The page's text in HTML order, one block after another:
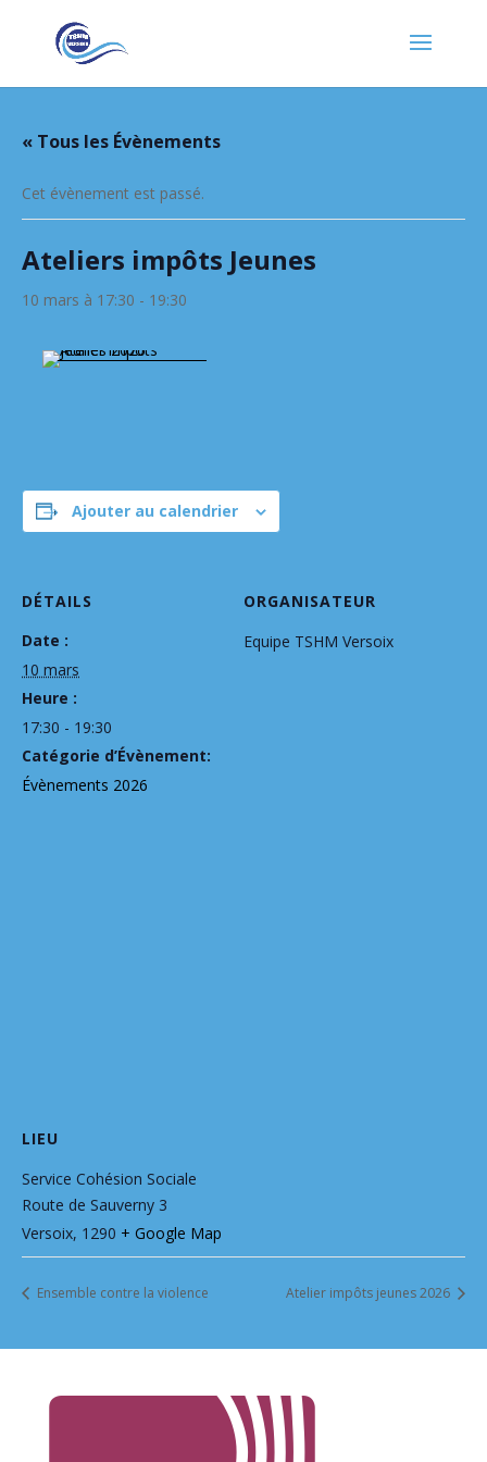
« Tous les Évènements
Cet évènement est passé.
Ateliers impôts Jeunes
10 mars à 17:30 - 19:30
Ajouter au calendrier
DÉTAILS
Date :
10 mars
Heure :
17:30 - 19:30
Catégorie d’Évènement:
Évènements 2026
ORGANISATEUR
Equipe TSHM Versoix
LIEU
Service Cohésion Sociale
Route de Sauverny 3
Versoix, 1290 + Google Map
Ensemble contre la violence Atelier impôts jeunes 2026